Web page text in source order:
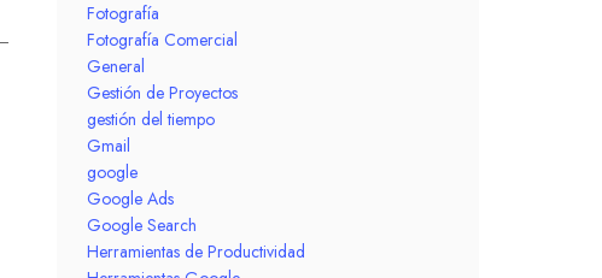
Fotografía
Fotografía Comercial
General
Gestión de Proyectos
gestión del tiempo
Gmail
google
Google Ads
Google Search
Herramientas de Productividad